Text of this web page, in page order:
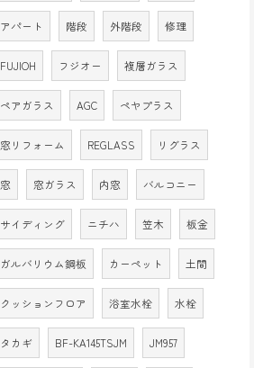
アパート 階段 外階段 修理
FUJIOH フジオー 複層ガラス
ペアガラス AGC ペヤプラス
窓リフォーム REGLASS リグラス
窓 窓ガラス 内窓 バルコニー
サイディング ニチハ 笠木 板金
ガルバリウム鋼板 カーペット 土間
クッションフロア 浴室水栓 水栓
タカギ BF-KA145TSJM JM957